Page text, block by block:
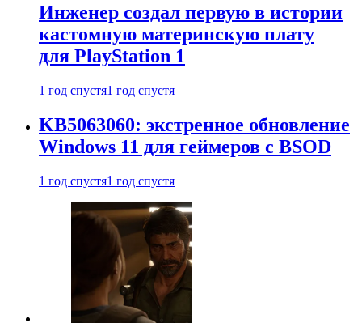
Инженер создал первую в истории
кастомную материнскую плату
для PlayStation 1
1 год спустя1 год спустя
KB5063060: экстренное обновление
Windows 11 для геймеров с BSOD
1 год спустя1 год спустя